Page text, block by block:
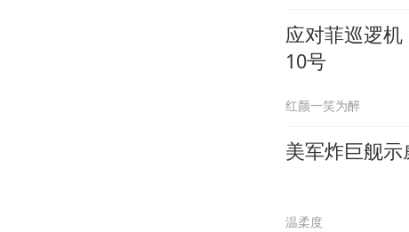
应对菲巡逻
10号
红颜一笑为醉
美军炸巨舰
温柔度